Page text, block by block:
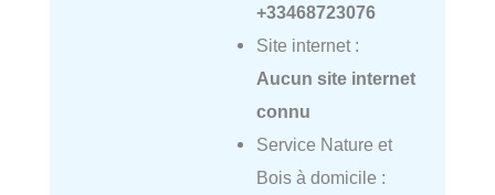
+33468723076
Site internet :
Aucun site internet
connu
Service Nature et
Bois à domicile :